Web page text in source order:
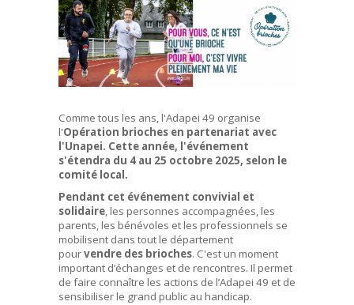
Comme tous les ans, l'Adapei 49 organise
l'Opération brioches en partenariat avec
l'Unapei. Cette année, l'événement
s'étendra du 4 au 25 octobre 2025, selon le
comité local.
Pendant cet événement convivial et
solidaire, les personnes accompagnées, les
parents, les bénévoles et les professionnels se
mobilisent dans tout le département
pourvendre des brioches. C'est un moment
important d’échanges et de rencontres. Il permet
de faire connaître les actions de l’Adapei 49 et de
sensibiliser le grand public au handicap.